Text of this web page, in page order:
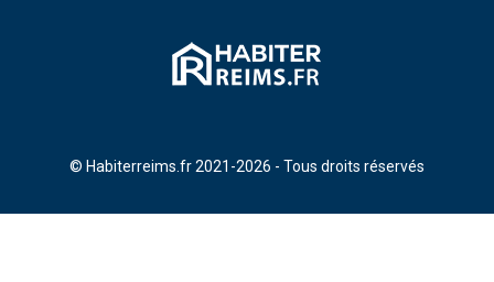
© Habiterreims.fr 2021-2026 - Tous droits réservés